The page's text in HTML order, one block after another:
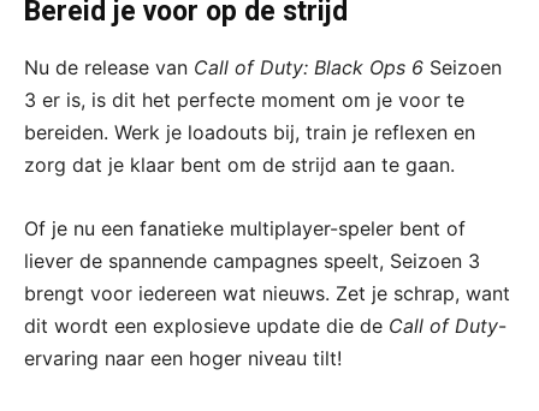
Bereid je voor op de strijd
Nu de release van Call of Duty: Black Ops 6 Seizoen
3 er is, is dit het perfecte moment om je voor te
bereiden. Werk je loadouts bij, train je reflexen en
zorg dat je klaar bent om de strijd aan te gaan.
Of je nu een fanatieke multiplayer-speler bent of
liever de spannende campagnes speelt, Seizoen 3
brengt voor iedereen wat nieuws. Zet je schrap, want
dit wordt een explosieve update die de Call of Duty-
ervaring naar een hoger niveau tilt!